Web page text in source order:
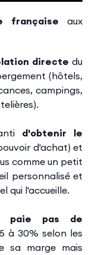
française aux
directe du
(hôtels,
campings,
d'obtenir le
d'achat) et
comme un petit
personnalisé et
qui l'accueille.
paie pas de
à 30% selon les
sa marge mais